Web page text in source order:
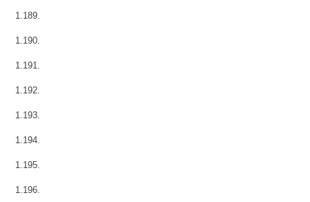
1.189.
1.190.
1.191.
1.192.
1.193.
1.194.
1.195.
1.196.